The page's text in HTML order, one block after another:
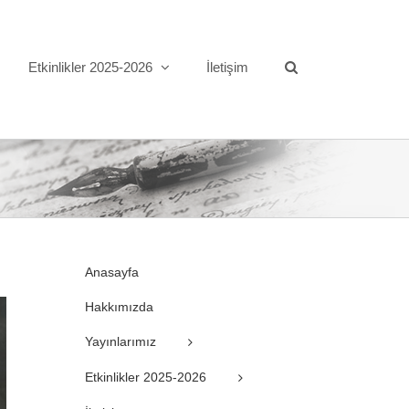
Etkinlikler 2025-2026 İletişim
Anasayfa
Hakkımızda
Yayınlarımız
Etkinlikler 2025-2026